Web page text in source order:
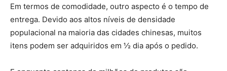
Em termos de comodidade, outro aspecto é o tempo de
entrega. Devido aos altos níveis de densidade
populacional na maioria das cidades chinesas, muitos
itens podem ser adquiridos em ½ dia após o pedido.